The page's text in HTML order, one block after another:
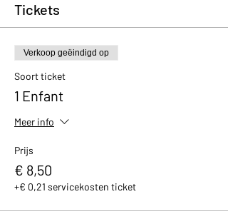
Tickets
Verkoop geëindigd op
Soort ticket
1 Enfant
Meer info
Prijs
€ 8,50
+€ 0,21 servicekosten ticket